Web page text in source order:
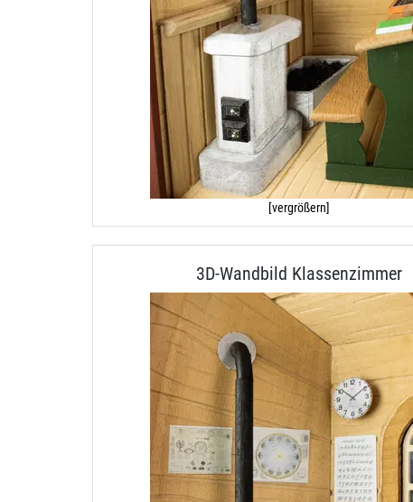
[vergrößern]
3D-Wandbild Klassenzimmer